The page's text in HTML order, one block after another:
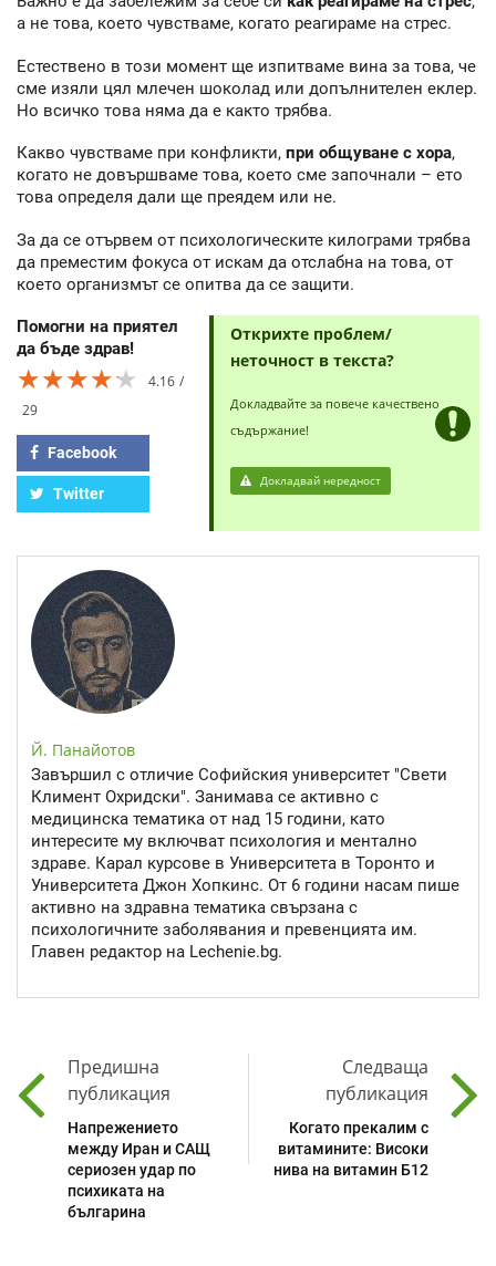
а не това, което чувстваме, когато реагираме на стрес.
Естествено в този момент ще изпитваме вина за това, че
сме изяли цял млечен шоколад или допълнителен еклер.
Но всичко това няма да е както трябва.
Какво чувстваме при конфликти, при общуване с хора,
когато не довършваме това, което сме започнали – ето
това определя дали ще преядем или не.
За да се отървем от психологическите килограми трябва
да преместим фокуса от искам да отслабна на това, от
което организмът се опитва да се защити.
Помогни на приятел
да бъде здрав!
★★★★★
★★★★★
★★★★★
4.16
29
Facebook
Twitter
Открихте проблем/
неточност в текста?
Докладвайте за повече качествено
съдържание!
Докладвай нередност
Й. Панайотов
Завършил с отличие Софийския университет "Свети
Климент Охридски". Занимава се активно с
медицинска тематика от над 15 години, като
интересите му включват психология и ментално
здраве. Карал курсове в Университета в Торонто и
Университета Джон Хопкинс. От 6 години насам пише
активно на здравна тематика свързана с
психологичните заболявания и превенцията им.
Главен редактор на Lechenie.bg.
Предишна
публикация
Напрежението
между Иран и САЩ
сериозен удар по
психиката на
българина
Следваща
публикация
Когато прекалим с
витамините: Високи
нива на витамин Б12